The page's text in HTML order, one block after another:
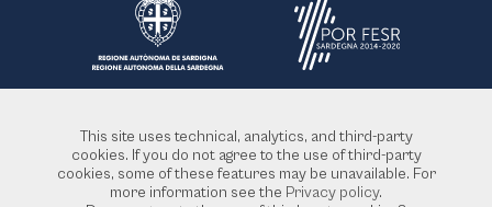
This site uses technical, analytics, and third-party
cookies. If you do not agree to the use of third-party
cookies, some of these features may be unavailable. For
more information see the Privacy policy.